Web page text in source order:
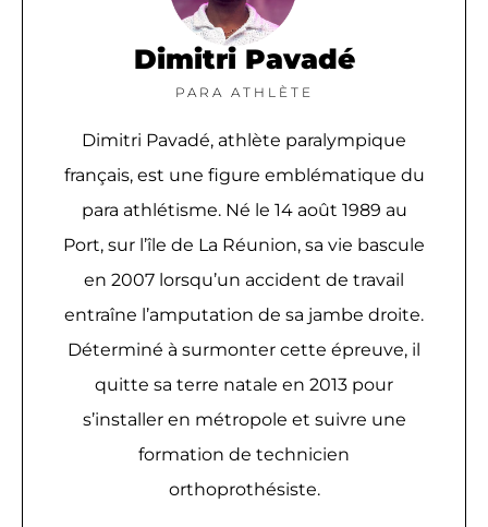
Dimitri Pavadé
PARA ATHLÈTE
Dimitri Pavadé, athlète paralympique
français, est une figure emblématique du
para athlétisme. Né le 14 août 1989 au
Port, sur l’île de La Réunion, sa vie bascule
en 2007 lorsqu’un accident de travail
entraîne l’amputation de sa jambe droite.
Déterminé à surmonter cette épreuve, il
quitte sa terre natale en 2013 pour
s’installer en métropole et suivre une
formation de technicien
orthoprothésiste.